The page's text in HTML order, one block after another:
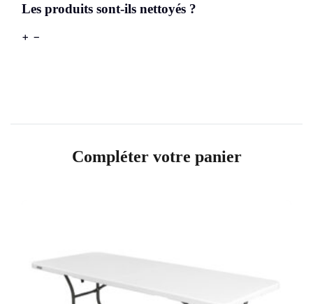
Les produits sont-ils nettoyés ?
+ −
Compléter votre panier